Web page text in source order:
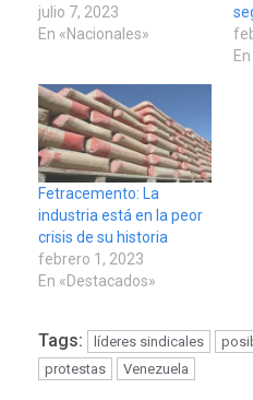
julio 7, 2023
En «Nacionales»
Fetracemento: La
industria está en la peor
crisis de su historia
febrero 1, 2023
En «Destacados»
Tags: líderes sindicales
protestas
Venezuela